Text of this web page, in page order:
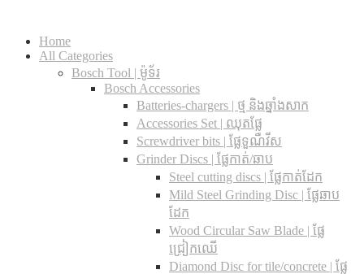
Home
All Categories
Bosch Tool | ម៉ូទ័រ
Bosch Accessories
Batteries-chargers | ថ្ម និងឆ្នាំងសាក
Accessories Set | ឈុតផ្លែ
Screwdriver bits | ផ្លែទួណឺវីស
Grinder Discs |​ ផ្លែកាត់/ឆាប
Steel cutting discs |​ ផ្លែកាត់ដែក
Mild Steel Grinding Disc | ផ្លែឆាប
ដែក
Wood Circular Saw Blade | ផ្លែ
ជ្រៀកឈើ
Diamond Disc for tile/concrete​ | ផ្លែ